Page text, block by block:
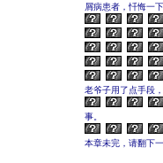
屑病患者，忏悔一
老爷子用了点手段
事。
本章未完，请翻下